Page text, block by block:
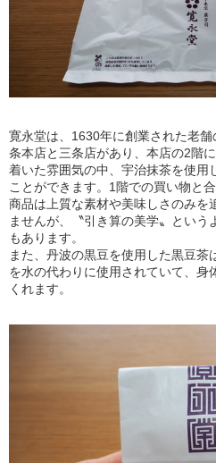
寛永堂は、1630年に創業された老
条本店と三条店があり、本店の2階
着いた雰囲気の中、宇治抹茶を使用
ことができます。1階での買い物と
商品は上質な素材や美味しさのみを
ませんが、〝引き算の美学〟とい
もあります。
また、丹波の黒豆を使用した黒豆茶
を水の代わりに使用されていて、身
くれます。